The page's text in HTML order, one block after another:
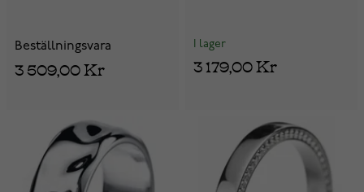
Beställningsvara
3 509,00 Kr
I lager
3 179,00 Kr